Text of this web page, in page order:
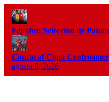
Fepafut: Selección de
Concacaf Copa
agosto 8, 2026